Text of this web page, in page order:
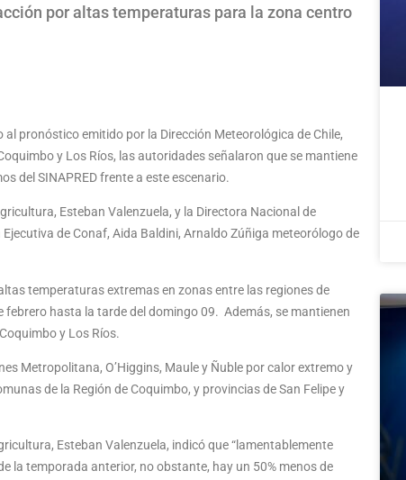
por altas temperaturas para la zona centro
pronóstico emitido por la Dirección Meteorológica de Chile,
y Los Ríos, las autoridades señalaron que se mantiene
del SINAPRED frente a este escenario.
Esteban Valenzuela, y la Directora Nacional de
de Conaf, Aida Baldini, Arnaldo Zúñiga meteorólogo de
temperaturas extremas en zonas entre las regiones de
febrero hasta la tarde del domingo 09. Además, se mantienen
y Los Ríos.
Metropolitana, O’Higgins, Maule y Ñuble por calor extremo y
de la Región de Coquimbo, y provincias de San Felipe y
Esteban Valenzuela, indicó que “lamentablemente
la temporada anterior, no obstante, hay un 50% menos de